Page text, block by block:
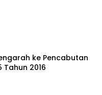
ke Pencabutan
Tahun 2016